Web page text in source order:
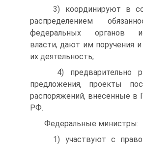
3) координируют в
распределением
федеральных органов
власти, дают им поручения
их деятельность;
4) предварительно
предложения, проекты
распоряжений, внесенные в
РФ.
Федеральные министры:
1) участвуют с